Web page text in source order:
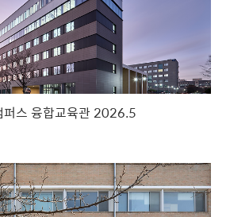
퍼스 융합교육관 2026.5